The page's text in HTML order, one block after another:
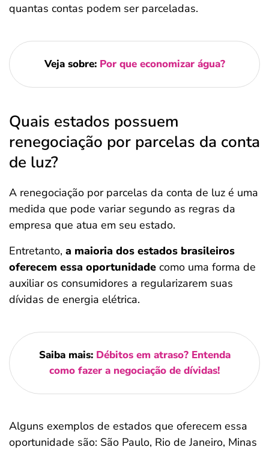
quantas contas podem ser parceladas.
Veja sobre: Por que economizar água?
Quais estados possuem
renegociação por parcelas da conta
de luz?
A renegociação por parcelas da conta de luz é uma
medida que pode variar segundo as regras da
empresa que atua em seu estado.
Entretanto, a maioria dos estados brasileiros
oferecem essa oportunidade como uma forma de
auxiliar os consumidores a regularizarem suas
dívidas de energia elétrica.
Saiba mais: Débitos em atraso? Entenda
como fazer a negociação de dívidas!
Alguns exemplos de estados que oferecem essa
oportunidade são: São Paulo, Rio de Janeiro, Minas